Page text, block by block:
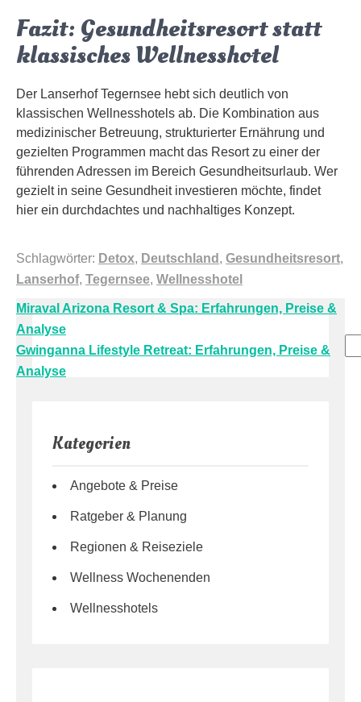
Fazit: Gesundheitsresort statt
klassisches Wellnesshotel
Der Lanserhof Tegernsee hebt sich deutlich von
klassischen Wellnesshotels ab. Die Kombination aus
medizinischer Betreuung, strukturierter Ernährung und
gezielten Programmen macht das Resort zu einer der
führenden Adressen im Bereich Gesundheitsurlaub. Wer
gezielt in seine Gesundheit investieren möchte, findet
hier ein durchdachtes und nachhaltiges Konzept.
Schlagwörter: Detox, Deutschland , Gesundheitsresort,
Lanserhof, Tegernsee, Wellnesshotel
Beitragsnavigation
Miraval Arizona Resort & Spa: Erfahrungen, Preise &
Analyse
Gwinganna Lifestyle Retreat: Erfahrungen, Preise &
Analyse
Kategorien
Angebote & Preise
Ratgeber & Planung
Regionen & Reiseziele
Wellness Wochenenden
Wellnesshotels